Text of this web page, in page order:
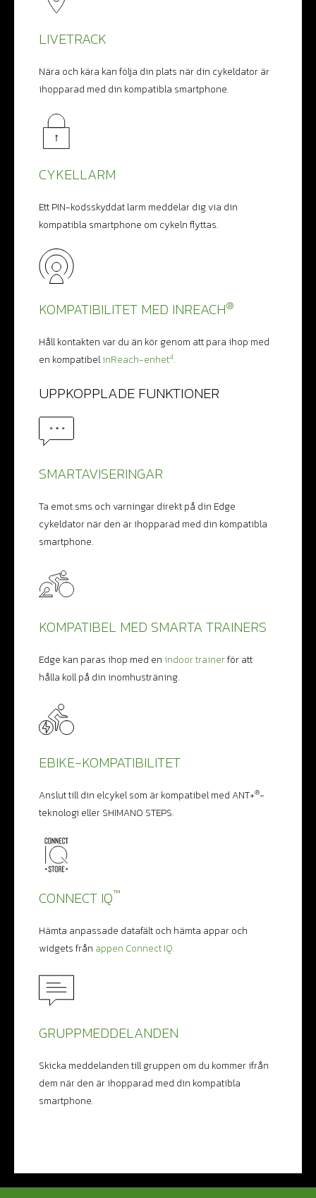
LIVETRACK
Nära och kära kan följa din plats när din cykeldator är
ihopparad med din kompatibla smartphone.
CYKELLARM
Ett PIN-kodsskyddat larm meddelar dig via din
kompatibla smartphone om cykeln flyttas.
KOMPATIBILITET MED INREACH®
Håll kontakten var du än kör genom att para ihop med
en kompatibel inReach-enhet4.
UPPKOPPLADE FUNKTIONER
SMARTAVISERINGAR
Ta emot sms och varningar direkt på din Edge
cykeldator när den är ihopparad med din kompatibla
smartphone.
KOMPATIBEL MED SMARTA TRAINERS
Edge kan paras ihop med en indoor trainerför att
hålla koll på din inomhusträning.
EBIKE-KOMPATIBILITET
Anslut till din elcykel som är kompatibel med ANT+®-
teknologi eller SHIMANO STEPS.
CONNECT IQ™
Hämta anpassade datafält och hämta appar och
widgets från appen Connect IQ.
GRUPPMEDDELANDEN
Skicka meddelanden till gruppen om du kommer ifrån
dem när den är ihopparad med din kompatibla
smartphone.